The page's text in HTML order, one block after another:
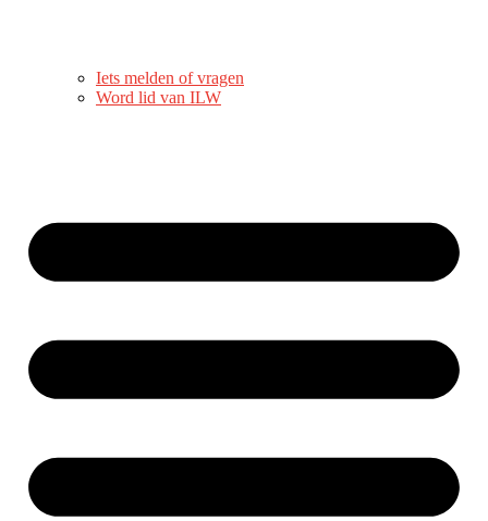
Iets melden of vragen
Word lid van ILW